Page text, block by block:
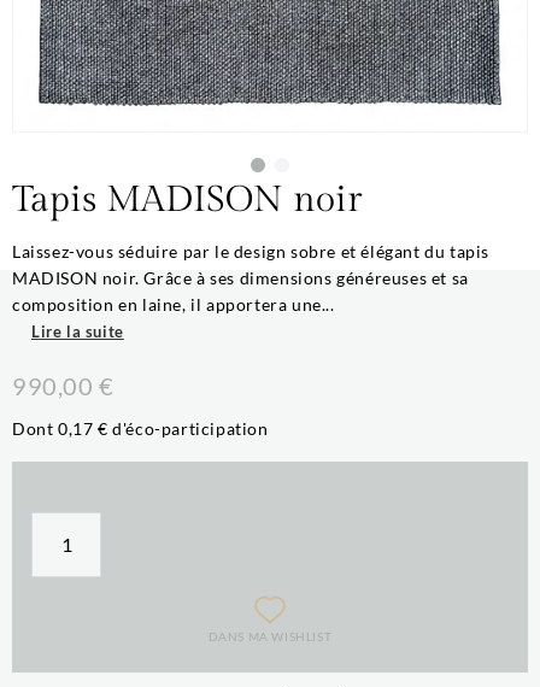
Tapis MADISON noir
Laissez-vous séduire par le design sobre et élégant du tapis
MADISON noir. Grâce à ses dimensions généreuses et sa
composition en laine, il apportera une...
Lire la suite
990,00 €
Dont 0,17 € d'éco-participation
DANS MA WISHLIST